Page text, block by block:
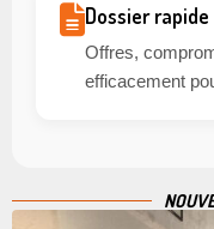
Dossier
Offres,
efficacement